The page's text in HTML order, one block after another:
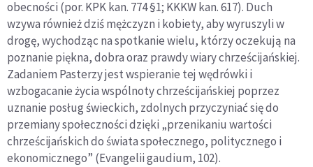
obecności (por. KPK kan. 774 §1; KKKW kan. 617). Duch
wzywa również dziś mężczyzn i kobiety, aby wyruszyli w
drogę, wychodząc na spotkanie wielu, którzy oczekują na
poznanie piękna, dobra oraz prawdy wiary chrześcijańskiej.
Zadaniem Pasterzy jest wspieranie tej wędrówki i
wzbogacanie życia wspólnoty chrześcijańskiej poprzez
uznanie posług świeckich, zdolnych przyczyniać się do
przemiany społeczności dzięki „przenikaniu wartości
chrześcijańskich do świata społecznego, politycznego i
ekonomicznego” (Evangelii gaudium, 102).